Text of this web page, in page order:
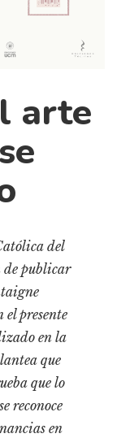
arte
del
de publicar
presente
en la
que
que lo
reconoce
en